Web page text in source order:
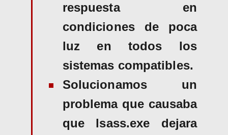
respuesta en
condiciones de poca
luz en todos los
sistemas compatibles.
Solucionamos un
problema que causaba
que lsass.exe dejara